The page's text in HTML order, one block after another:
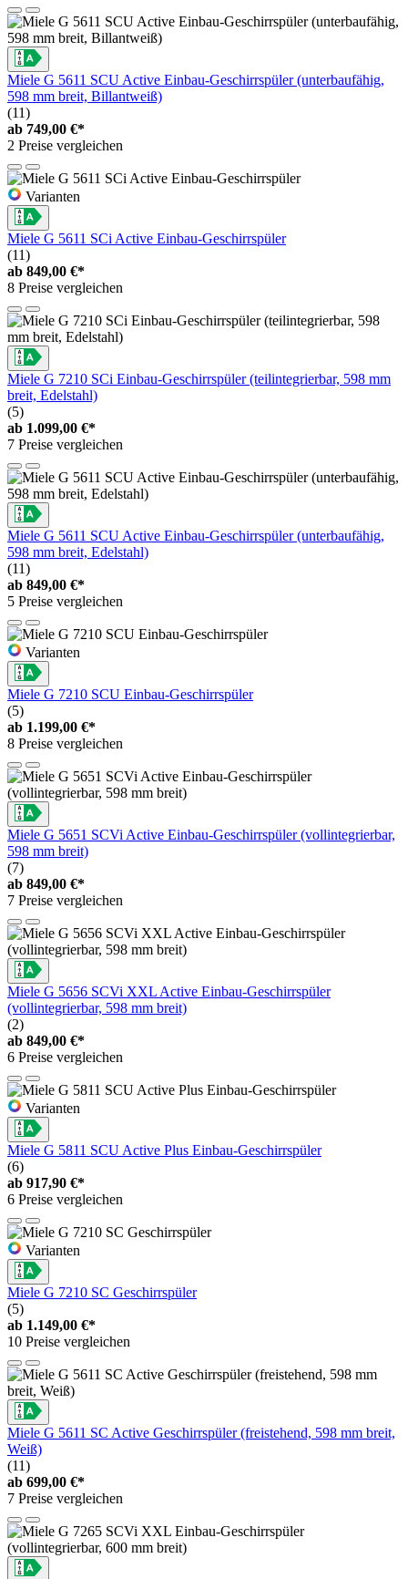
Miele G 5611 SCU Active Einbau-Geschirrspüler (unterbaufähig,
598 mm breit, Billantweiß)
(11)
ab 749,00 €*
2 Preise vergleichen
Varianten
Miele G 5611 SCi Active Einbau-Geschirrspüler
(11)
ab 849,00 €*
8 Preise vergleichen
Miele G 7210 SCi Einbau-Geschirrspüler (teilintegrierbar, 598 mm
breit, Edelstahl)
(5)
ab 1.099,00 €*
7 Preise vergleichen
Miele G 5611 SCU Active Einbau-Geschirrspüler (unterbaufähig,
598 mm breit, Edelstahl)
(11)
ab 849,00 €*
5 Preise vergleichen
Varianten
Miele G 7210 SCU Einbau-Geschirrspüler
(5)
ab 1.199,00 €*
8 Preise vergleichen
Miele G 5651 SCVi Active Einbau-Geschirrspüler (vollintegrierbar,
598 mm breit)
(7)
ab 849,00 €*
7 Preise vergleichen
Miele G 5656 SCVi XXL Active Einbau-Geschirrspüler
(vollintegrierbar, 598 mm breit)
(2)
ab 849,00 €*
6 Preise vergleichen
Varianten
Miele G 5811 SCU Active Plus Einbau-Geschirrspüler
(6)
ab 917,90 €*
6 Preise vergleichen
Varianten
Miele G 7210 SC Geschirrspüler
(5)
ab 1.149,00 €*
10 Preise vergleichen
Miele G 5611 SC Active Geschirrspüler (freistehend, 598 mm breit,
Weiß)
(11)
ab 699,00 €*
7 Preise vergleichen